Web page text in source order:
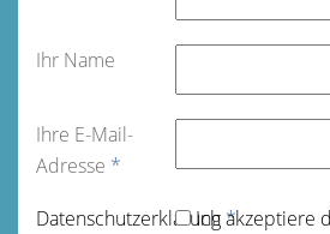
Ihr Name
Ihre E-Mail-
Adresse *
Datenschutz­erklärung*
Ich akzeptiere